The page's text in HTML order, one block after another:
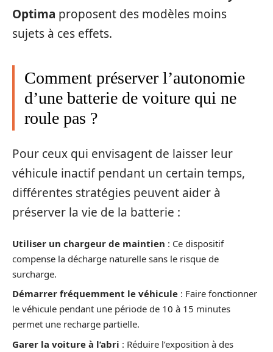
Optima proposent des modèles moins
sujets à ces effets.
Comment préserver l’autonomie
d’une batterie de voiture qui ne
roule pas ?
Pour ceux qui envisagent de laisser leur
véhicule inactif pendant un certain temps,
différentes stratégies peuvent aider à
préserver la vie de la batterie :
Utiliser un chargeur de maintien : Ce dispositif
compense la décharge naturelle sans le risque de
surcharge.
Démarrer fréquemment le véhicule : Faire fonctionner
le véhicule pendant une période de 10 à 15 minutes
permet une recharge partielle.
Garer la voiture à l’abri : Réduire l’exposition à des